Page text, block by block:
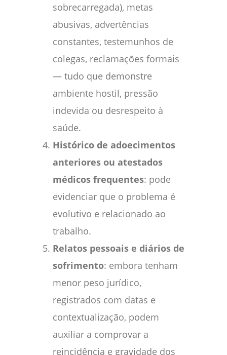
sobrecarregada), metas
abusivas, advertências
constantes, testemunhos de
colegas, reclamações formais
— tudo que demonstre
ambiente hostil, pressão
indevida ou desrespeito à
saúde.
Histórico de adoecimentos
anteriores ou atestados
médicos frequentes: pode
evidenciar que o problema é
evolutivo e relacionado ao
trabalho.
Relatos pessoais e diários de
sofrimento: embora tenham
menor peso jurídico,
registrados com datas e
contextualização, podem
auxiliar a comprovar a
reincidência e gravidade dos